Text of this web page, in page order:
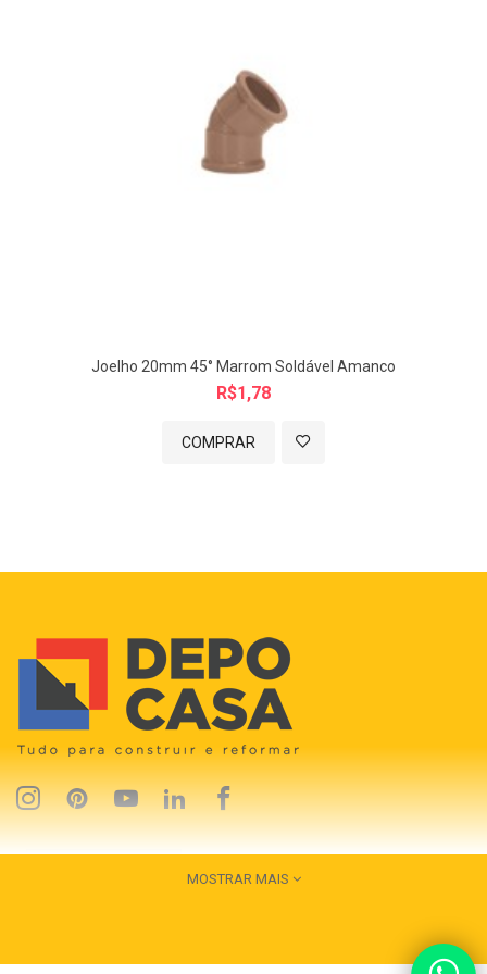
Imagem meramente ilustrativa.
Joelho 20mm 45° Marrom Soldável Amanco
R$1,78
COMPRAR
MOSTRAR MAIS